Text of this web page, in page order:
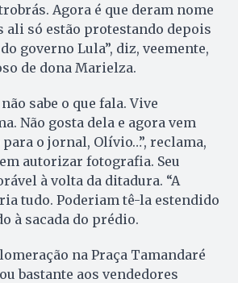
Agora é que deram nome
ali só estão protestando depois
governo Lula”, diz, veemente,
de dona Marielza.
sabe o que fala. Vive
Não gosta dela e agora vem
o jornal, O­lívio…”, reclama,
autorizar fotografia. Seu
à volta da ditadura. “A
tudo. Poderiam tê-la estendido
à sacada do prédio.
na Praça Tamandaré
bastante aos vendedores